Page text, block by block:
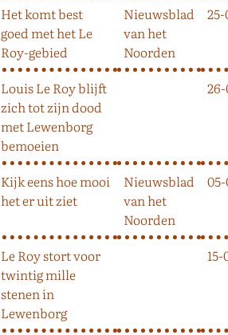
Het komt best
goed met het Le
Roy-gebied
Nieuwsblad
van het
Noorden
25-
Louis Le Roy blijft
zich tot zijn dood
met Lewenborg
bemoeien
Kijk eens hoe mooi
het er uit ziet
Nieuwsblad
van het
Noorden
Le Roy stort voor
twintig mille
stenen in
Lewenborg
15-